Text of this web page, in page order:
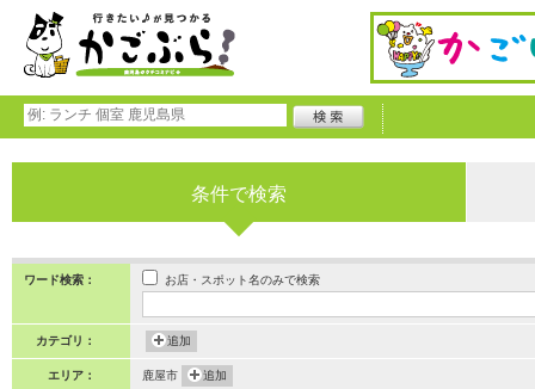
条件で検索
ワード検索： お店・スポット名のみで検索
カテゴリ： 追加
エリア： 鹿屋市 追加